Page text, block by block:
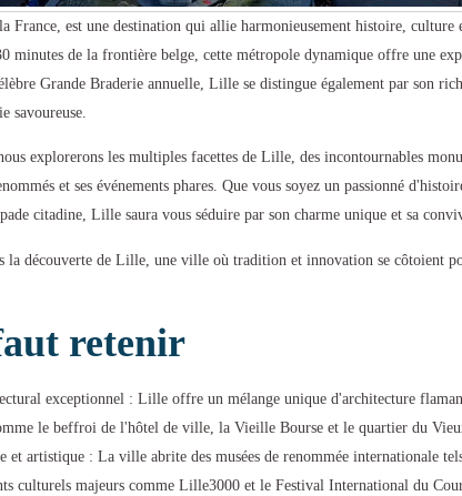
France, est une destination qui allie harmonieusement histoire, culture
minutes de la frontière belge, cette métropole dynamique offre une
Grande Braderie annuelle, Lille se distingue également par son
savoureuse.
explorerons les multiples facettes de Lille, des incontournables
et ses événements phares. Que vous soyez un passionné
citadine, Lille saura vous séduire par son charme unique et sa
la découverte de Lille, une ville où tradition et innovation se côtoient
retenir
exceptionnel : Lille offre un mélange unique d'architecture
le beffroi de l'hôtel de ville, la Vieille Bourse et le quartier du
et artistique : La ville abrite des musées de renommée internationale
culturels majeurs comme Lille3000 et le Festival International du